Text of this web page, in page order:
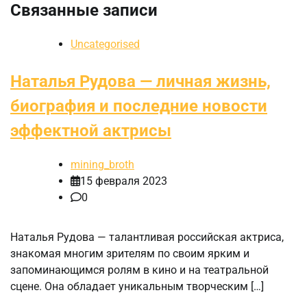
Связанные записи
Uncategorised
Наталья Рудова — личная жизнь,
биография и последние новости
эффектной актрисы
mining_broth
15 февраля 2023
0
Наталья Рудова — талантливая российская актриса,
знакомая многим зрителям по своим ярким и
запоминающимся ролям в кино и на театральной
сцене. Она обладает уникальным творческим […]